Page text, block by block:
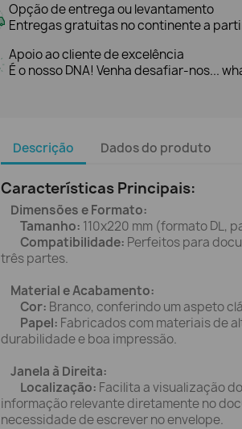
Opção de entrega ou levantamento
Entregas gratuitas no continente a
Apoio ao cliente de excelência
É o nosso DNA! Venha desafiar-nos...
Descrição Dados do produto
Características Principais:
Dimensões e Formato:
Tamanho: 110x220 mm (formato DL,
Compatibilidade: Perfeitos para
três partes.
Material e Acabamento:
Cor: Branco, conferindo um aspeto
Papel: Fabricados com materiais de
durabilidade e boa impressão.
Janela à Direita:
Localização: Facilita a visualização
informação relevante diretamente no
necessidade de escrever no envelope.